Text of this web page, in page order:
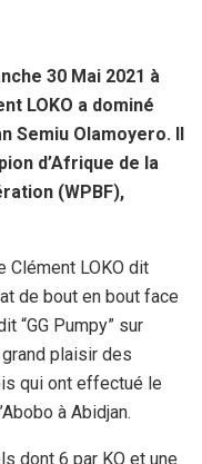
30 Mai 2021 à
LOKO a dominé
Semiu Olamoyero. Il
d’Afrique de la
(WPBF),
Clément LOKO dit
de bout en bout face
“GG Pumpy” sur
plaisir des
qui ont effectué le
à Abidjan.
dont 6 par KO et une